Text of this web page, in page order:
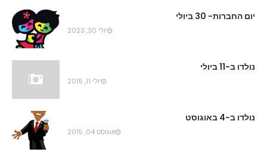
יום החברות- 30 ביולי
יולי 30, 2023
נולדו ב-11 ביולי
יולי 11, 2015
נולדו ב-4 באוגוסט
אוגוסט 04, 2015